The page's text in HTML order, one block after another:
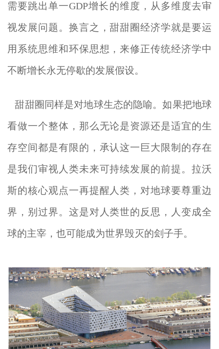
需要跳出单一GDP增长的维度，从多维度去审
视发展问题。换言之，甜甜圈经济学就是要运
用系统思维和环保思想，来修正传统经济学中
不断增长永无停歇的发展假设。
甜甜圈同样是对地球生态的隐喻。如果把地球
看做一个整体，那么无论是资源还是适宜的生
存空间都是有限的，承认这一巨大限制的存在
是我们审视人类未来可持续发展的前提。拉沃
斯的核心观点一再提醒人类，对地球要尊重边
界，别过界。这是对人类世的反思，人变成全
球的主宰，也可能成为世界毁灭的刽子手。